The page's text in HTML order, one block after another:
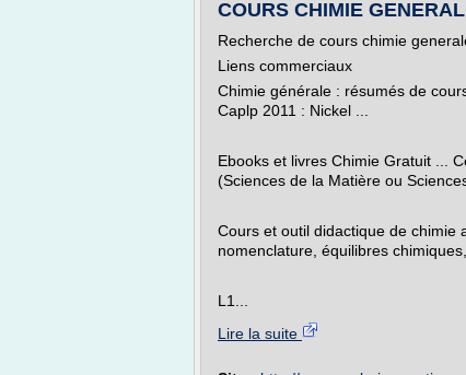
COURS CHIMIE
Recherche de cours chimie
Liens commerciaux
Chimie générale : résumés de
Caplp 2011 : Nickel ...
Ebooks et livres Chimie Gratuit ...
(Sciences de la Matière ou
Cours et outil didactique de chimie
nomenclature, équilibres
L1...
Lire la suite